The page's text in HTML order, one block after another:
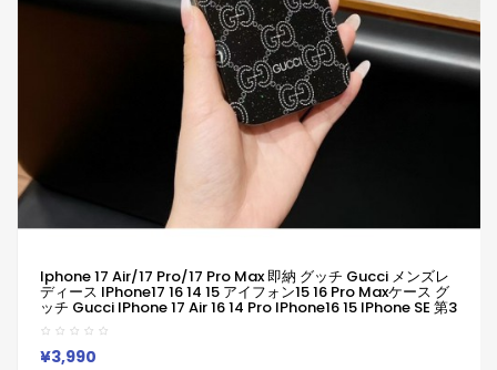
Iphone 17 Air/17 Pro/17 Pro Max 即納 グッチ Gucci メンズレ
ディース IPhone17 16 14 15 アイフォン15 16 Pro Maxケース グ
ッチ Gucci IPhone 17 Air 16 14 Pro IPhone16 15 IPhone SE 第3
世代 IPhone8 IPhone7 スマホケース アイホン17 Air 16 14 15プ
ロマックスケース 新作 芸能人愛用
¥3,990